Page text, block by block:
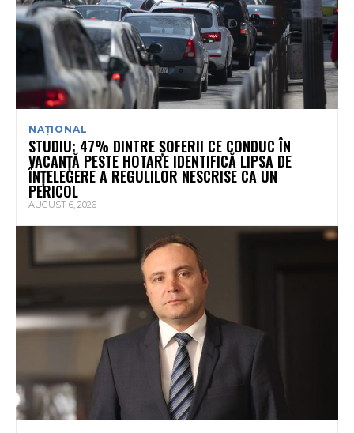
NAȚIONAL
STUDIU: 47% DINTRE ȘOFERII CE CONDUC ÎN
VACANȚĂ PESTE HOTARE IDENTIFICĂ LIPSA DE
ÎNȚELEGERE A REGULILOR NESCRISE CA UN
PERICOL
AUGUST 6, 2026